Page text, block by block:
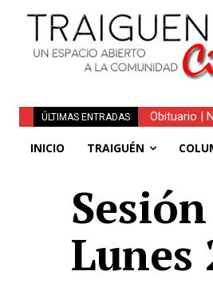
ÚLTIMAS ENTRADAS
Traiguén
INICIO TRAIGUÉN
Lunes